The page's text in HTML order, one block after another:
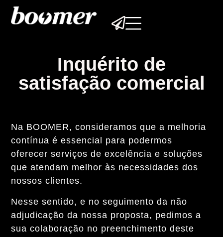
Inquérito de
satisfação comercial
Na BOOMER, consideramos que a melhoria
contínua é essencial para podermos
oferecer serviços de excelência e soluções
que atendam melhor às necessidades dos
nossos clientes.
Nesse sentido, e no seguimento da não
adjudicação da nossa proposta, pedimos a
sua colaboração no preenchimento deste